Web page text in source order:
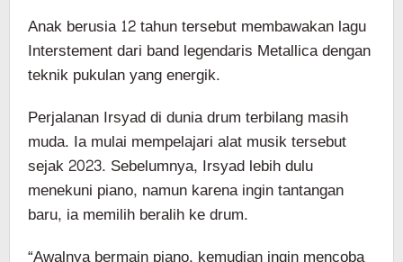
Anak berusia 12 tahun tersebut membawakan lagu
Interstement dari band legendaris Metallica dengan
teknik pukulan yang energik.
Perjalanan Irsyad di dunia drum terbilang masih
muda. Ia mulai mempelajari alat musik tersebut
sejak 2023. Sebelumnya, Irsyad lebih dulu
menekuni piano, namun karena ingin tantangan
baru, ia memilih beralih ke drum.